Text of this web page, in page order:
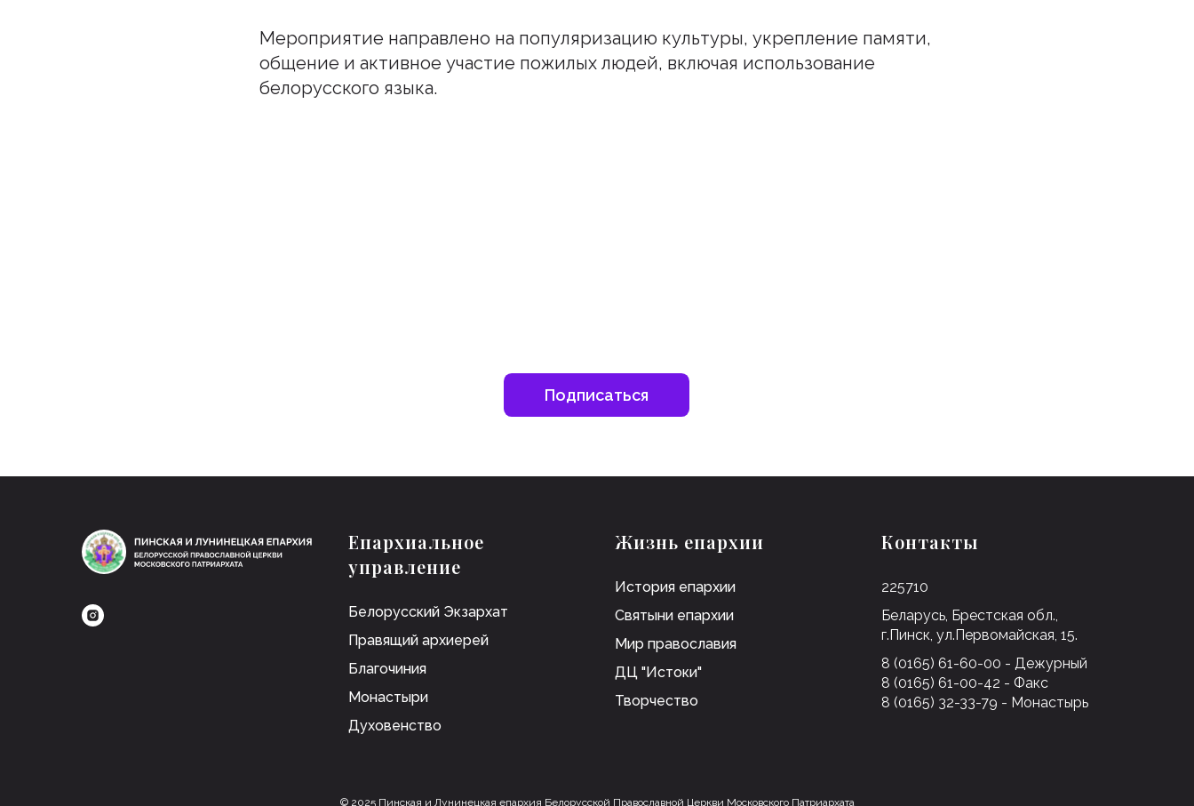
Мероприятие направлено на популяризацию культуры, укрепление памяти,
общение и активное участие пожилых людей, включая использование
белорусского языка.
Епархиальное
управление
Белорусский Экзархат
Правящий архиерей
Благочиния
Монастыри
Духовенство
Жизнь епархии
История епархии
Святыни епархии
Мир православия
ДЦ "Истоки"
Творчество
Контакты
225710
Беларусь, Брестская обл.,
г.Пинск, ул.Первомайская, 15.
8 (0165) 61-60-00 - Дежурный
8 (0165) 61-00-42 - Факс
8 (0165) 32-33-79 - Монастырь
© 2025 Пинская и Лунинецкая епархия Белорусской Православной Церкви Московского Патриархата